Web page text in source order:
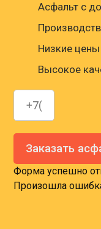
Цена
Контакты
Асфальт с
Низкие цены
Высокое
Заказать
Форма успешно
Произошла